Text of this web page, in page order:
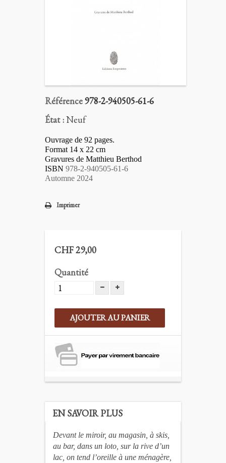
Référence978-2-940505-61-6
État :Neuf
Ouvrage de 92 pages.
Format 14 x 22 cm
Gravures de Matthieu Berthod
ISBN 978-2-940505-61-6
Automne 2024
Imprimer
CHF 29,00
Quantité
AJOUTER AU PANIER
EN SAVOIR PLUS
Devant le miroir, au magasin, à skis,
au bar, dans un loto, sur la rive d’un
lac, on tend l’oreille à une ménagère,